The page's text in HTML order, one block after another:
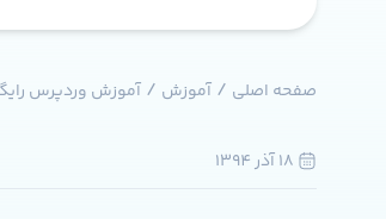
صفحه اصلی / آموزش / آموزش وردپرس